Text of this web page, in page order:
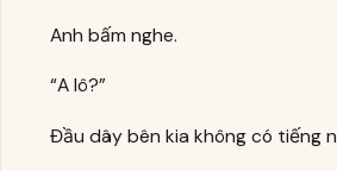
Anh bấm nghe.
“A lô?”
Đầu dây bên kia không có tiếng